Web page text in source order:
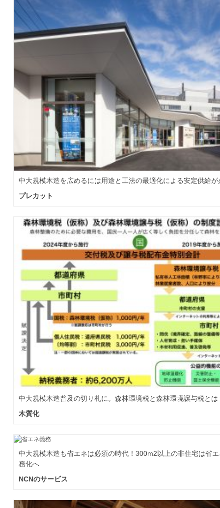
中大規模木造を広めるには用途と工法の最適化による安定供給が
プレカット
中大規模木造普及の切り札に。森林環境税と森林環境譲与税とは
木質化
中大規模木造も省エネは必須の時代！300m2以上の非住宅は省
務化へ
NCNのサービス